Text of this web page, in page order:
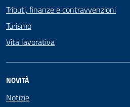
Tributi, finanze e contravvenzioni
Turismo
Vita lavorativa
NOVITÀ
Notizie